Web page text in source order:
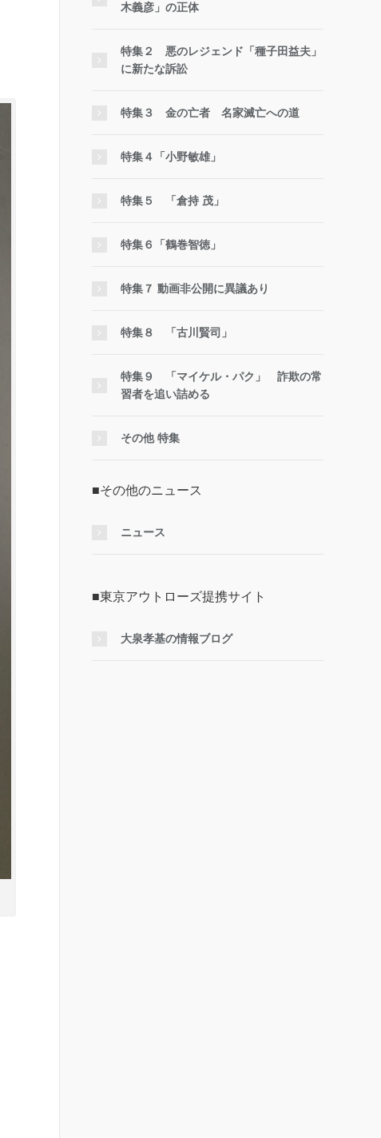
木義彦」の正体
特集２ 悪のレジェンド「種子田益夫」
に新たな訴訟
特集３ 金の亡者 名家滅亡への道
特集４「小野敏雄」
特集５ 「倉持 茂」
特集６「鶴巻智徳」
特集７ 動画非公開に異議あり
特集８ 「古川賢司」
特集９ 「マイケル・パク」 詐欺の常
習者を追い詰める
その他 特集
■その他のニュース
ニュース
■東京アウトローズ提携サイト
大泉孝基の情報ブログ